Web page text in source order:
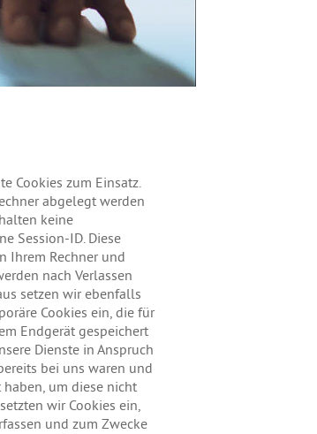
Cookies zum Einsatz.
abgelegt werden
keine
Session-ID. Diese
Ihrem Rechner und
nach Verlassen
setzen wir ebenfalls
Cookies ein, die für
Endgerät gespeichert
Dienste in Anspruch
bei uns waren und
um diese nicht
wir Cookies ein,
und zum Zwecke